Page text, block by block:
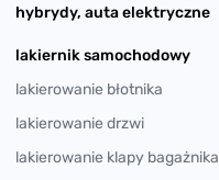
hybrydy, auta elektryczne
lakiernik samochodowy
lakierowanie błotnika
lakierowanie drzwi
lakierowanie klapy bagażnika